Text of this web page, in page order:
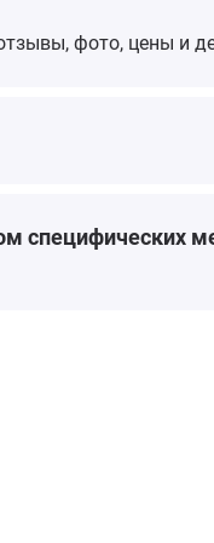
фото, цены и
специфических